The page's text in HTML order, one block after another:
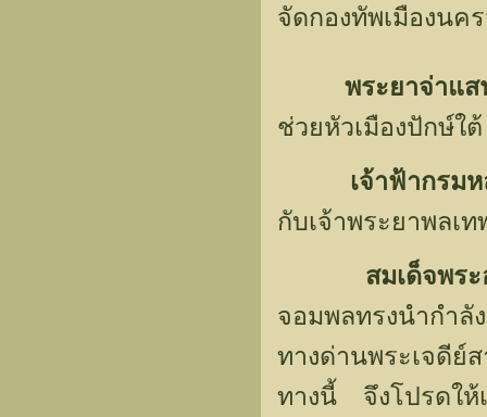
จัดกองทัพเมืองนค
พระยาจ่าแส
ช่วยหัวเมืองปักษ์ใต้
เจ้าฟ้ากรม
กับเจ้าพระยาพลเ
สมเด็จพร
จอมพลทรงนำกำ
ทางด่านพระเจดี
ทางนี้ จึงโปรดให้